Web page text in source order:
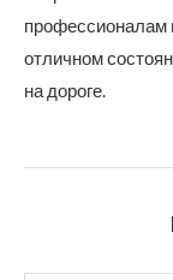
профессионалам
отличном
на дороге.